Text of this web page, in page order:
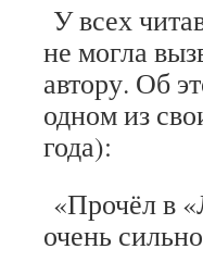
У всех
не могла
автору. Об
одном из
года):
«Прочёл в
очень